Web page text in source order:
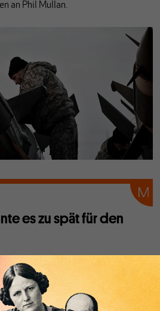
an Phil Mullan.
es zu spät für den
kontrolliert den zentralen Teil
und dem asiatischen